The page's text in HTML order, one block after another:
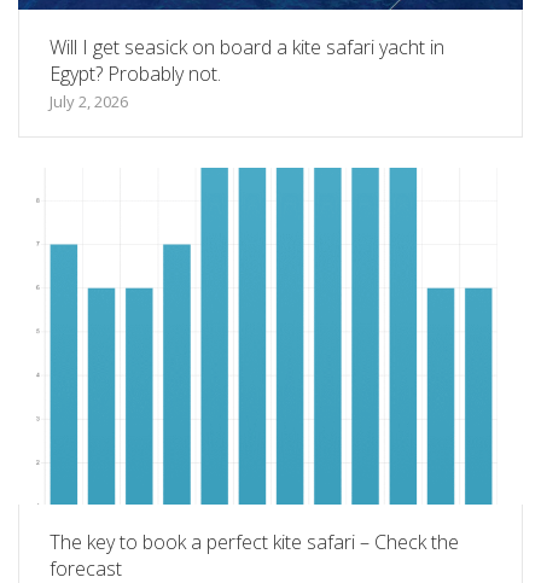
Will I get seasick on board a kite safari yacht in
Egypt? Probably not.
July 2, 2026
The key to book a perfect kite safari – Check the
forecast